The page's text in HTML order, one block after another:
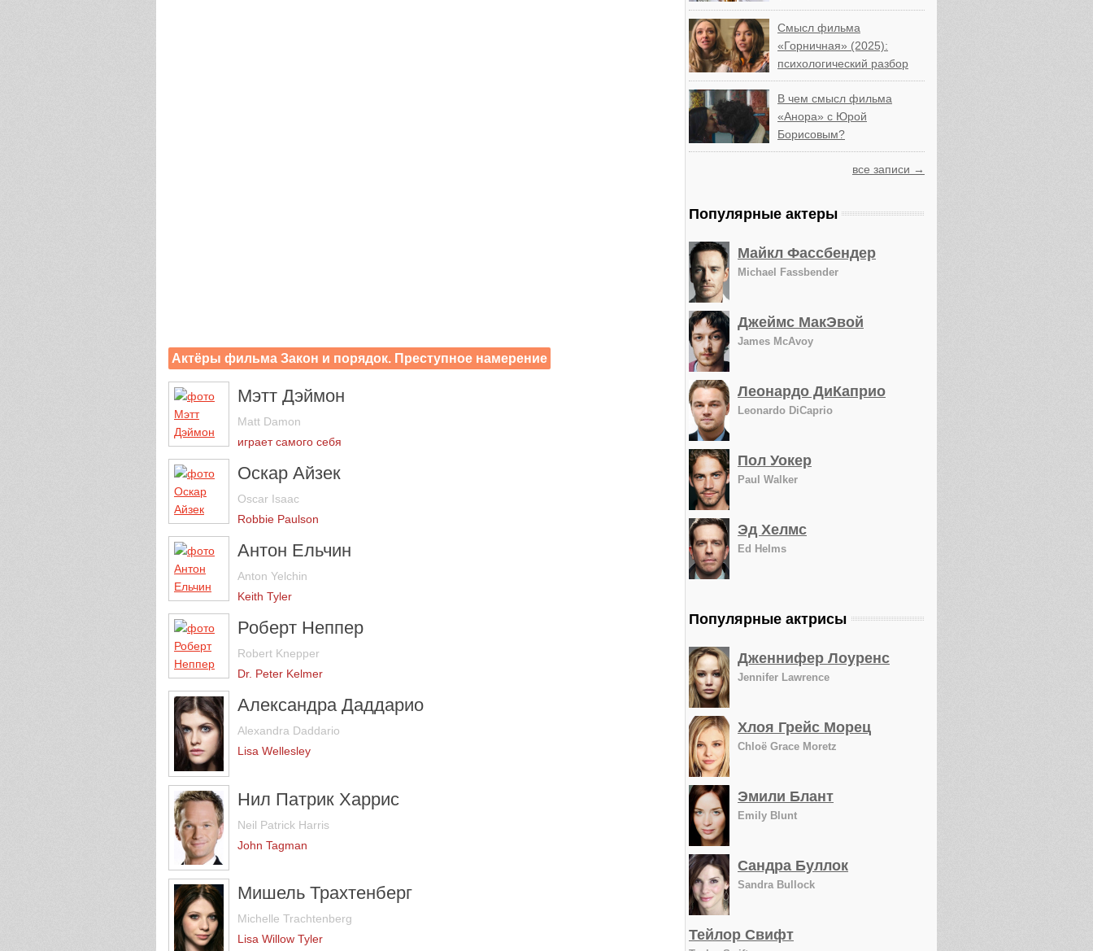
Актёры фильма Закон и порядок. Преступное намерение
Мэтт Дэймон
Matt Damon
играет самого себя
Оскар Айзек
Oscar Isaac
Robbie Paulson
Антон Ельчин
Anton Yelchin
Keith Tyler
Роберт Неппер
Robert Knepper
Dr. Peter Kelmer
Александра Даддарио
Alexandra Daddario
Lisa Wellesley
Нил Патрик Харрис
Neil Patrick Harris
John Tagman
Мишель Трахтенберг
Michelle Trachtenberg
Lisa Willow Tyler
Смысл фильма
«Горничная» (2025):
психологический разбор
В чем смысл фильма
«Анора» с Юрой
Борисовым?
все записи →
Популярные актеры
Майкл Фассбендер
Michael Fassbender
Джеймс МакЭвой
James McAvoy
Леонардо ДиКаприо
Leonardo DiCaprio
Пол Уокер
Paul Walker
Эд Хелмс
Ed Helms
Популярные актрисы
Дженнифер Лоуренс
Jennifer Lawrence
Хлоя Грейс Морец
Chloë Grace Moretz
Эмили Блант
Emily Blunt
Сандра Буллок
Sandra Bullock
Тейлор Свифт